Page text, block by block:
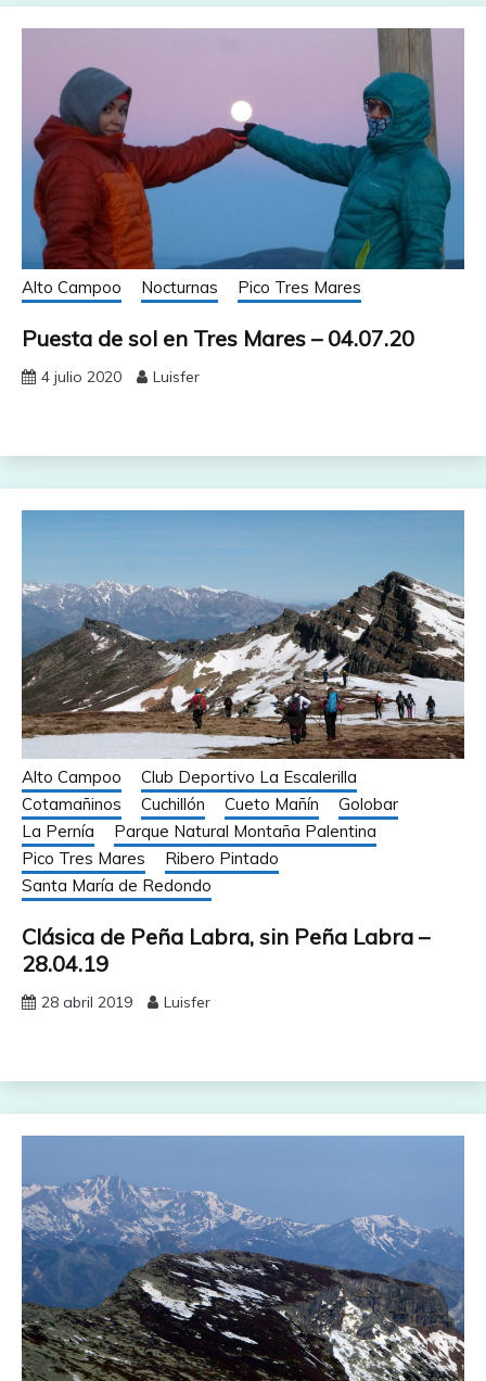
Alto Campoo Nocturnas Pico Tres Mares
Puesta de sol en Tres Mares – 04.07.20
4 julio 2020 Luisfer
Alto Campoo
Club Deportivo La Escalerilla
Cotamañinos
Cuchillón Cueto Mañín
Golobar
La Pernía
Parque Natural Montaña Palentina
Pico Tres Mares
Ribero Pintado
Santa María de Redondo
Clásica de Peña Labra, sin Peña Labra –
28.04.19
28 abril 2019 Luisfer